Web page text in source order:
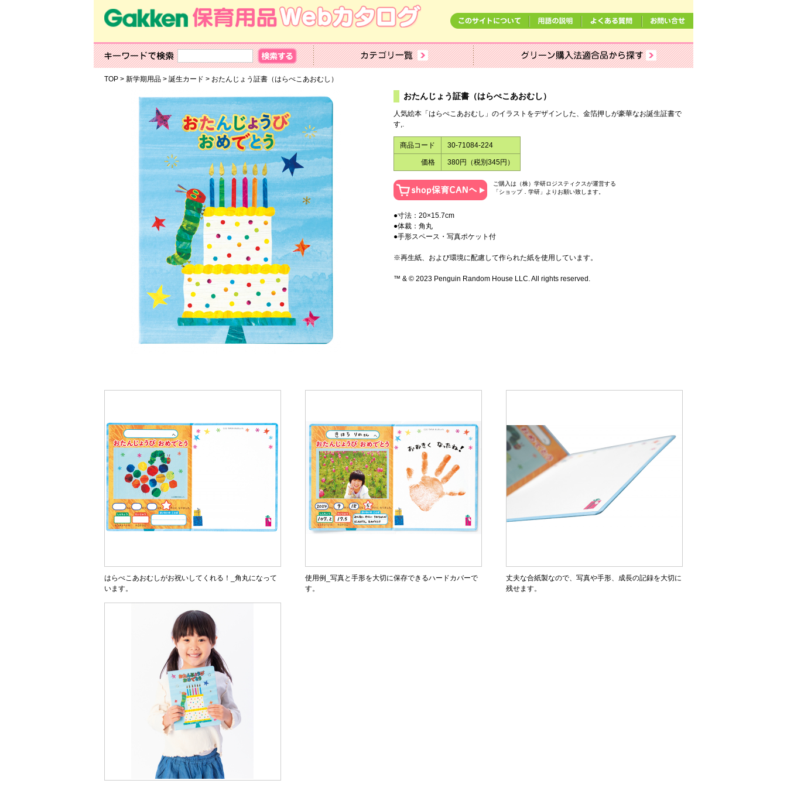
TOP> 新学期用品> 誕生カード > おたんじょう証書（はらぺこあおむし）
おたんじょう証書（はらぺこあおむし）
人気絵本「はらぺこあおむし」のイラストをデザインした、金箔押しが豪華なお誕生証書で
す,.
商品コード 30-71084-224
価格 380円（税別345円）
ご購入は（株）学研ロジスティクスが運営する
「ショップ．学研」よりお願い致します。
●寸法：20×15.7cm
●体裁：角丸
●手形スペース・写真ポケット付
※再生紙、および環境に配慮して作られた紙を使用しています。
™ & © 2023 Penguin Random House LLC. All rights reserved.
はらぺこあおむしがお祝いしてくれる！_角丸になって
います。
使用例_写真と手形を大切に保存できるハードカバーで
す。
丈夫な合紙製なので、写真や手形、成長の記録を大切に
残せます。